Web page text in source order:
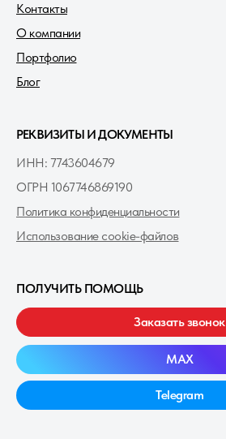
Заказать звонок
MAXㅤ
ПОЛУЧИТЬ ПОМОЩЬ
ИНН: 7743604679
Портфолио
Блог
О компании
Контакты
ОГРН 1067746869190
РЕКВИЗИТЫ И ДОКУМЕНТЫ
Политика конфиденциальности
Использование cookie-файлов
Telegramㅤ